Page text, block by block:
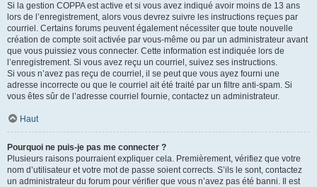
Si la gestion COPPA est active et si vous avez indiqué avoir moins de 13 ans
lors de l’enregistrement, alors vous devrez suivre les instructions reçues par
courriel. Certains forums peuvent également nécessiter que toute nouvelle
création de compte soit activée par vous-même ou par un administrateur avant
que vous puissiez vous connecter. Cette information est indiquée lors de
l’enregistrement. Si vous avez reçu un courriel, suivez ses instructions.
Si vous n’avez pas reçu de courriel, il se peut que vous ayez fourni une
adresse incorrecte ou que le courriel ait été traité par un filtre anti-spam. Si
vous êtes sûr de l’adresse courriel fournie, contactez un administrateur.
Haut
Pourquoi ne puis-je pas me connecter ?
Plusieurs raisons pourraient expliquer cela. Premièrement, vérifiez que votre
nom d’utilisateur et votre mot de passe soient corrects. S’ils le sont, contactez
un administrateur du forum pour vérifier que vous n’avez pas été banni. Il est